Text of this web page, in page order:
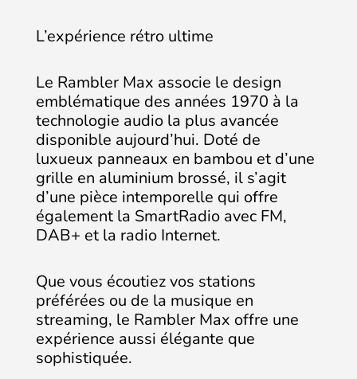
L’expérience rétro ultime
Le Rambler Max associe le design
emblématique des années 1970 à la
technologie audio la plus avancée
disponible aujourd’hui. Doté de
luxueux panneaux en bambou et d’une
grille en aluminium brossé, il s’agit
d’une pièce intemporelle qui offre
également la SmartRadio avec FM,
DAB+ et la radio Internet.
Que vous écoutiez vos stations
préférées ou de la musique en
streaming, le Rambler Max offre une
expérience aussi élégante que
sophistiquée.